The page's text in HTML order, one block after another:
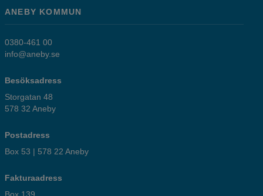
ANEBY KOMMUN
0380-461 00
info@aneby.se
Besöksadress
Storgatan 48
578 32 Aneby
Postadress
Box 53 | 578 22 Aneby
Fakturaadress